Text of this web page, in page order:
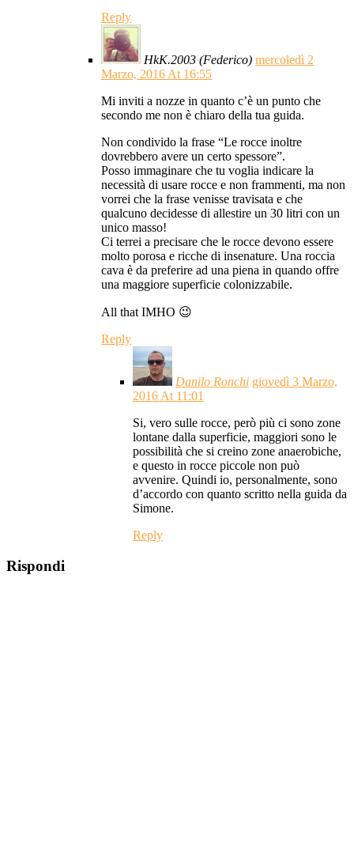
Reply
HkK.2003 (Federico) mercoledì 2
Marzo, 2016 At 16:55
Mi inviti a nozze in quanto c’è un punto che
secondo me non è chiaro della tua guida.
Non condivido la frase “Le rocce inoltre
dovrebbero avere un certo spessore”.
Posso immaginare che tu voglia indicare la
necessità di usare rocce e non frammenti, ma non
vorrei che la frase venisse travisata e che
qualcuno decidesse di allestire un 30 litri con un
unico masso!
Ci terrei a precisare che le rocce devono essere
molto porosa e ricche di insenature. Una roccia
cava è da preferire ad una piena in quando offre
una maggiore superficie colonizzabile.
All that IMHO 😉
Reply
Danilo Ronchi giovedì 3 Marzo,
2016 At 11:01
Si, vero sulle rocce, però più ci sono zone
lontane dalla superficie, maggiori sono le
possibilità che si creino zone anaerobiche,
e questo in rocce piccole non può
avvenire. Quindi io, personalmente, sono
d’accordo con quanto scritto nella guida da
Simone.
Reply
Rispondi